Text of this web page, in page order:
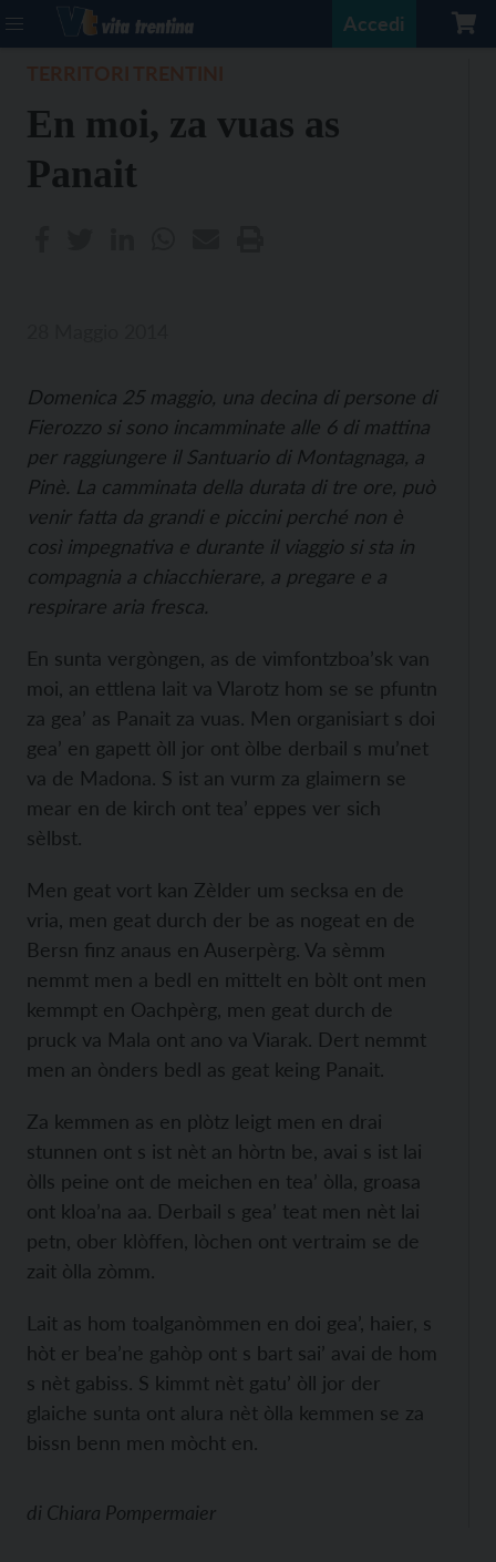
Accedi
En moi, za vuas as
Panait
Domenica 25 maggio, una decina di persone di
Fierozzo si sono incamminate alle 6 di mattina
per raggiungere il Santuario di Montagnaga, a
Pinè. La camminata della durata di tre ore, può
venir fatta da grandi e piccini perché non è
così impegnativa e durante il viaggio si sta in
compagnia a chiacchierare, a pregare e a
respirare aria fresca.
En sunta vergòngen, as de vimfontzboa’sk van
moi, an ettlena lait va Vlarotz hom se se pfuntn
za gea’ as Panait za vuas. Men organisiart s doi
gea’ en gapett òll jor ont òlbe derbail s mu’net
va de Madona. S ist an vurm za glaimern se
mear en de kirch ont tea’ eppes ver sich
sèlbst.
Men geat vort kan Zèlder um secksa en de
vria, men geat durch der be as nogeat en de
Bersn finz anaus en Auserpèrg. Va sèmm
nemmt men a bedl en mittelt en bòlt ont men
kemmpt en Oachpèrg, men geat durch de
pruck va Mala ont ano va Viarak. Dert nemmt
men an ònders bedl as geat keing Panait.
Za kemmen as en plòtz leigt men en drai
stunnen ont s ist nèt an hòrtn be, avai s ist lai
òlls peine ont de meichen en tea’ òlla, groasa
ont kloa’na aa. Derbail s gea’ teat men nèt lai
petn, ober klòffen, lòchen ont vertraim se de
zait òlla zòmm.
Lait as hom toalganòmmen en doi gea’, haier, s
hòt er bea’ne gahòp ont s bart sai’ avai de hom
s nèt gabiss. S kimmt nèt gatu’ òll jor der
glaiche sunta ont alura nèt òlla kemmen se za
bissn benn men mòcht en.
di Chiara Pompermaier